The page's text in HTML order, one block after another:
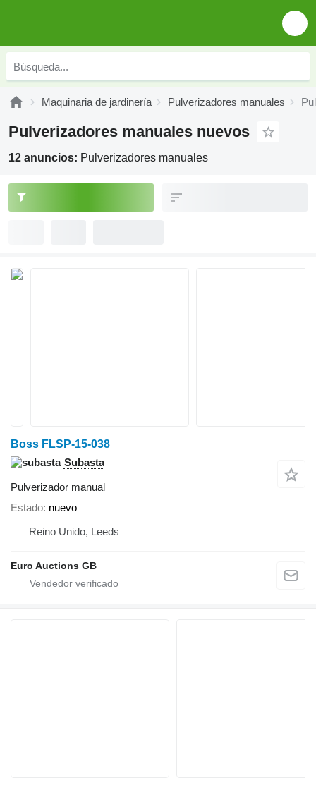
Maquinaria de jardinería Pulverizadores manuales
Pulverizadores manuales nuevos
12 anuncios: Pulverizadores manuales
Boss FLSP-15-038
Subasta
Pulverizador manual
Estado nuevo
Reino Unido, Leeds
Euro Auctions GB